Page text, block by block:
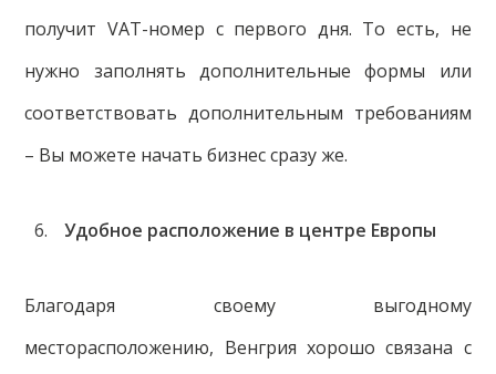
получит VAT-номер с первого дня. То есть, не
нужно заполнять дополнительные формы или
соответствовать дополнительным требованиям
– Вы можете начать бизнес сразу же.
Удобное расположение в центре Европы
Благодаря своему выгодному
месторасположению, Венгрия хорошо связана с